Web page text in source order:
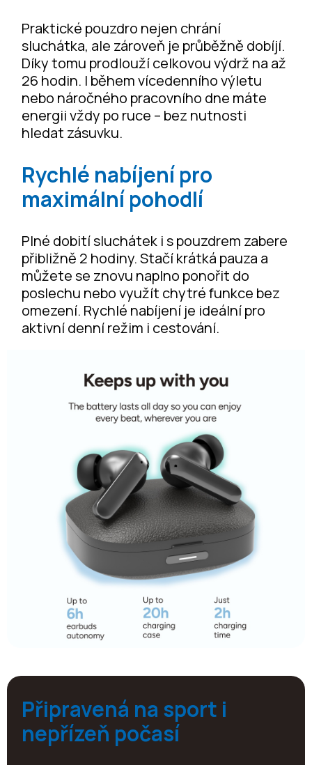
Praktické pouzdro nejen chrání
sluchátka, ale zároveň je průběžně dobíjí.
Díky tomu prodlouží celkovou výdrž na až
26 hodin. I během vícedenního výletu
nebo náročného pracovního dne máte
energii vždy po ruce – bez nutnosti
hledat zásuvku.
Rychlé nabíjení pro
maximální pohodlí
Plné dobití sluchátek i s pouzdrem zabere
přibližně 2 hodiny. Stačí krátká pauza a
můžete se znovu naplno ponořit do
poslechu nebo využít chytré funkce bez
omezení. Rychlé nabíjení je ideální pro
aktivní denní režim i cestování.
Připravená na sport i
nepřízeň počasí